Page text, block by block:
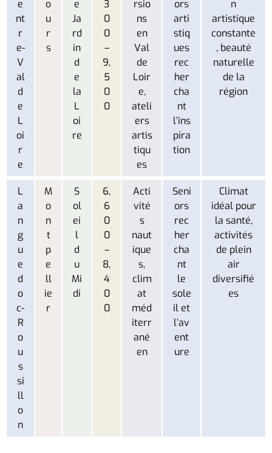
e
nt
r
e-
V
al
d
e
L
oi
r
e
o
u
r
s
e
Ja
rd
in
d
e
la
L
oi
re
3
0
0
–
9,
5
0
0
rsio
ns
en
Val
de
Loir
e,
ateli
ers
artis
tiqu
es
ors
arti
stiq
ues
rec
her
cha
nt
l’ins
pira
tion
n
artistique
constante
, beauté
naturelle
de la
région
L
a
n
g
u
e
d
o
c-
R
o
u
s
si
ll
o
n
M
o
n
t
p
e
ll
ie
r
S
ol
ei
l
d
u
Mi
di
6,
6
0
0
–
8,
4
0
0
Acti
vité
s
naut
ique
s,
clim
at
méd
iterr
ané
en
Seni
ors
rec
her
cha
nt
le
sole
il et
l’av
ent
ure
Climat
idéal pour
la santé,
activités
de plein
air
diversifié
es